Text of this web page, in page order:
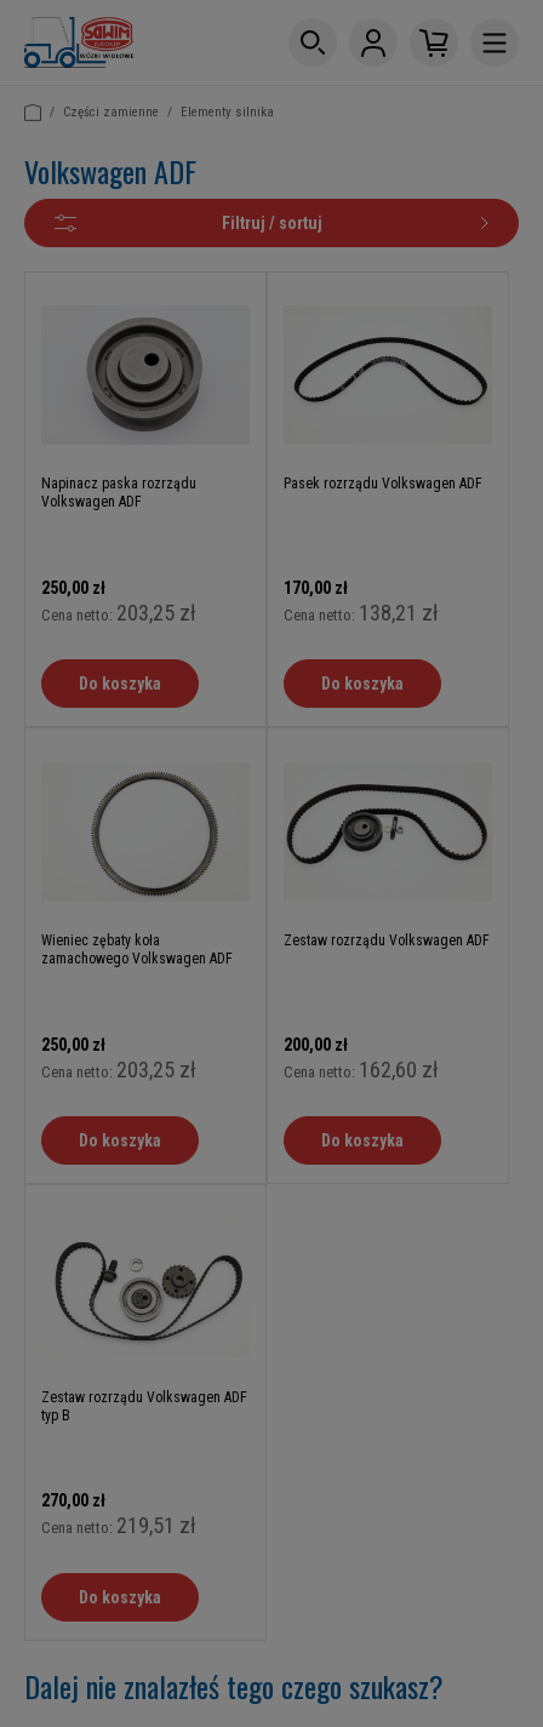
/ Części zamienne / Elementy silnika
Volkswagen ADF
Filtruj / sortuj
Napinacz paska rozrządu
Volkswagen ADF
250,00 zł
Cena netto: 203,25 zł
Do koszyka
Pasek rozrządu Volkswagen ADF
170,00 zł
Cena netto: 138,21 zł
Do koszyka
Wieniec zębaty koła
zamachowego Volkswagen ADF
250,00 zł
Cena netto: 203,25 zł
Do koszyka
Zestaw rozrządu Volkswagen ADF
200,00 zł
Cena netto: 162,60 zł
Do koszyka
Zestaw rozrządu Volkswagen ADF
typ B
270,00 zł
Cena netto: 219,51 zł
Do koszyka
Dalej nie znalazłeś tego czego szukasz?